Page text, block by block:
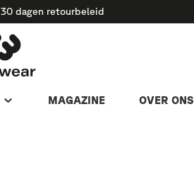
30 dagen retourbeleid
MAGAZINE OVER ONS